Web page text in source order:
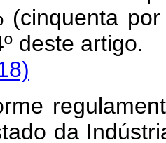
(cinquenta
§ 4º
da